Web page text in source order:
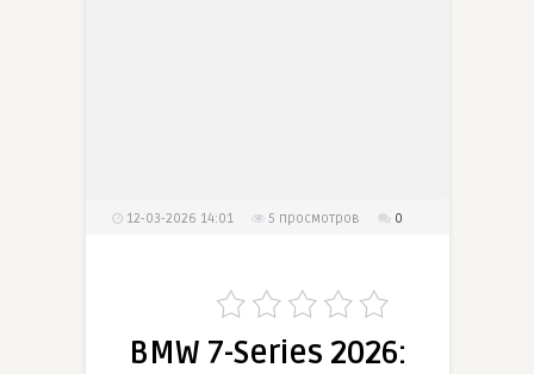
12-03-2026 14:01 5 просмотров 0
BMW 7-Series 2026: